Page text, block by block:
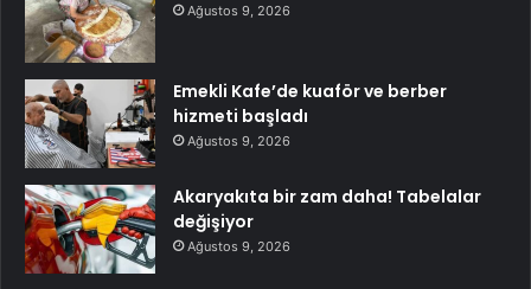
Ağustos 9, 2026
Emekli Kafe’de kuaför ve berber
hizmeti başladı
Ağustos 9, 2026
Akaryakıta bir zam daha! Tabelalar
değişiyor
Ağustos 9, 2026